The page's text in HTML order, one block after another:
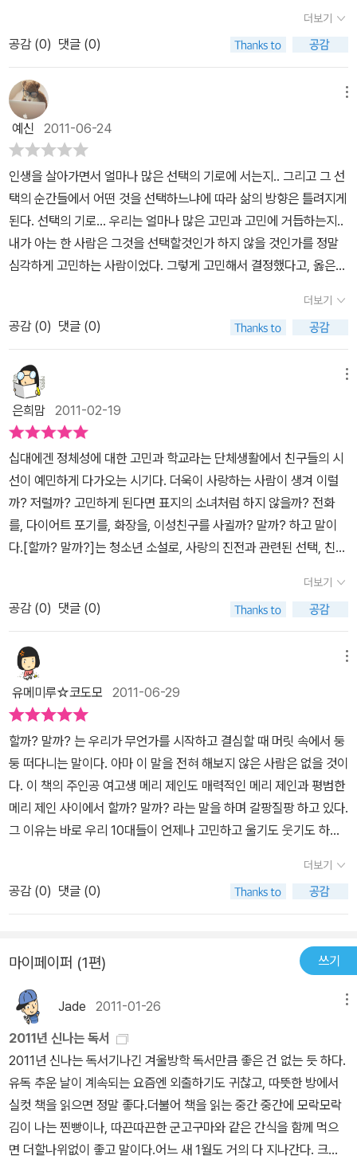
잭슨에게 전화해! (본문 89p)메리 제인은 스타 사이먼스의 남자 친
구인 잭슨 하우스를 좋아한다. 사실 스타는 딴 녀석들하고도 데이트
를 계속하고 있었고, 친구의 남자친구를 뺏을 생각은 없지만, 언니의
경기를 잊어버렸을 정도로 딴 애의 남친에게 홀라당 정신이 팔려있었
다.파티장에서 팝콘을 사러 잭슨과 함께 나갔던 4분은 메리 제인을
외톨이로 만들기에 충분했고, 메리 제인에게 관심을 보이는 잭슨으로
인해 메리 제인은 친구들과의 우정 그리고 잭슨과의 사이에서 갈등하
게 된다.평범한 M.J. : 진짜 멋지다! 널 좋아하나 봐! 널 좋아한다고!매
력적인 M.J. : 쟤는 그냥 네 뺨에 나 있는 여드름을 구경하는 것뿐이
야.평범한 M.J. : 쟤 마음이 좀 더 뜨거웠더라면 학교가 활활 타 버렸
을걸!매력적인 M.J. : 친구들을 몽땅 다 떠나보내도 좋겠어? 캐시와
사만다오 제시카를 생각해 봐. 남자애 때문에 친구들을 다 포기할 생
는 듣지 말고 저 앨 꽉 잡아. 저 입술에 키스를........ (본문 31,32p)메
리 제인에 대한 헛소문이 퍼지면서 곤란한 상황이 생기지만, 메리 제
인은 평범하고 매력적인 자신들의 목소리를 들으면서 난감한 상황을
잘 이겨나간다. 결국 메리 제인은 원하던 잭슨의 공식적인 여자친구
가 되고, 잃었던 우정도 되찾게 되지만, 키스 이상을 원하는 잭슨으로
인해 또다른 갈등을 하게 된다.메리 제인에게는 고등학교에 입학하기
전 ’금욕 행동 강령’이라는 이름을 붙힌 ’순결 서약’을 함께 맺었던레
드와 이미 대학생활을 시작한 알리시아 두 명의 단짝 친구가 있다.레
드와 알리시아에게는 남자 친구가 있었는데, 메리 제인은 알리시아와
전화통화를 통해서 자신의 고민을 털어놓게 되고, 남자 친구와 이미
성관계를 맺은 알리시아를 통해서 잭슨이 갖고 있는 설레임에 혼란을
느끼게 되지만, 레드와의 대화를 통해서 진정한 사랑이라는 것이 무
엇인지를 깨달아간다.'우리는 이런 인내야말로 우리의 사랑을 올바르
게 증명하는 길이라고 생각해.''그래, 섹스는 즐겁지. 네가 에이즈나
인 관계의 전부가 될 거야. 섹스는 노력할 필요가 없는 거니까. 반면,
진정한 의사소통에는 엄청난 노력이 필요해. 섹스같이 즐거운 걸 놔
두고 과연 누가 심각하게 관계 따위를 고민하겠니? 그래서 섹스로 맺
어진 즐거우면서도 불안한 관계에 빠지고 나면, 더 이상 갈 곳이 없어
지는 거야.' (본문 263,264p)메리 제인은 스스로에게 질문을 던지
고, 평범하고 매력적인 M.J.가 들려주는 내면의 소리에 귀기울이며,
자신이 원하는 것이 무엇인지 해답을 찾아간다. 메리 제인의 우정, 사
랑, 성 그리고 가족관계 등의 고민들은 바로 우리 청소년들의 고민이
다. 메리 제인을 걱정하는 부모님은 그녀의 상황을 해결해 주겠다고
제인을 기다려주었다. 청소년 시기는 그렇게 실수를 통해서 무언지
옳은지를 깨달아가기도 하고, 갈등 속에서 스스로에게 질문을 던져
진정 원하는 것이 무엇인지에 대한 해답을 찾아가기도 한다. 비록 그
서 스스로 얻어낸 선택이라는 것만으로도 값진 것은 아닐까 싶다.요
즘 우리나라의 청소년 성문화는 많은 문제점을 안고 있다. 이제 중학
생이 되는 딸을 가진 엄마로서 이 부분에 대해 예민할 수 밖에 없다.
초등학생들의 동급생 성폭행에 관한 뉴스를 접하면서 올바른 성문화
에 대한 교육이 시급하다는 생각이 든다. 메리 제인의 자연스러운 성
관계에 대한 고민과 달리, 우리 나라는 청소년들의 이성과 성문화에
대해 보수적이고 폐쇄적이기 때문에, 오히려 자신들 스스로 할까?말
까?를 선택할 수 있는 기회조차 없었기에, 이런 부분이 문제점을 유
발하는 듯 싶다.이 책은 청소년들의 성문화를 꼬집겠다는 것이 아니
라, 청소년들이 가질 수 있는 고민과 감정을 있는 그대로 보여줌으로
있지만 우리나 미국의 청소년들의 기본 성향- 방황과 좌절 그리고 이
성에 대한 호기심등은 - 닮았기에 메리제인이 두 개의 자아를 만들어
택의 순간에 결국은 딸아이에게 모든 것을 맡긴부모의 자세역시 동양
의 부모나 서양의 부모나 다르지 않음을 알 수 있었습니다.비록나라
면 메리의 부모님과똑같은 반응을 했을까는 의구심이 들긴 하지만 그
래도 결국은자신의 힘으로 모든 상황을 이겨내고 또한 성적인 유혹까
지 이겨낸 메리제인이 마치내 딸처럼 느껴져 내 아이에게 비슷한 상
황이 왔을때 나는?이라는 반문을 해 보며 읽은책입니다.열일곱 소녀
의 정말 당차고 딱 그 나이 또래의 고민과 방황을 잘 보여준 이야기이
기에앞으로 그 나이를 맞이하게 될 딸내미에게 좋은 본보기가 될 것
같습니다. 또한 결국모든 청소년의 문제는 대화로서 해결해야 함을
몸 안에는 두 명의 MJ가 살고 있다. 바로, 평범한 고등학생으로써 졸
업을 하고 이 터전을 무사히 빠져나가려는 이성적인 평범한 MJ와, 자
신의 섹시함을 과시하려는 욕구를 지닌 매력적인 MJ다. 둘은 항상 티
격태격 싸운다. 이성적으로 생각하려는 천사와, 항상 타락의 길로 이
끄려는 악마와 같은 관계이다. 하지만 적어도 MJ에게는, 매력적인 M
J는 적이 아니었다. 두 인격체는 공존하면서, 같이 토의를 하면서 항
상 올바른 선택을 내리려 했다.MJ의 고민을 보면서, 나도 느끼는 점
이 많았다. 화가 나는 일이 있으면, 충동적으로 화를 내려 하다가 이성
적인 나는 스스로를 달래며 참게 한다. MJ도 같았다. 그녀는 사랑하
던 학교 최고의 킹카가, 그녀의 앞에 와 있고, 그녀에게 사랑을 고백하
며 키스를 한다는 사실에 매우 기뻐했다. 기세를 몰아서 결혼까지 할
수 있었지만, 그녀에겐 순결 서약과 두 단짝 친구의 사례가 있었다. 금
욕적으로 순결을 지키는 레드는 그녀의 남자 친구 알렉스와 함께 매
우 행복한 순간들을 지키고 있었고, 자신의 사랑이라 믿은 콜트와 함
리고 있었다.과거의 작은 선택이, 한순간에 자신을 무너뜨리는 계기
가 될 수도 있다. 나는 항상 실수해서는 안된다고 여겼다. 만약 이 실
수가 기록되거나, 몸에 평생 남게 된다면 이 실수를 평생 지울 수 없으
니 말이다. MJ는 추수감사절날, 잭슨과 둘이서 밤을 보낼 기회가 있
었지만, 스스로와의 약속을 지키기 위해서 잭슨에게 요청했다. 사랑
은 하되, 결혼 전까지는 깨끗한 사랑을 하자고. 여러분은 MJ를 보면
서 어떤 선택을 하고 싶은가? 미래를 위해 잠시 참고 견디는 것, 약간
더 어려운 길을 택하는 것, 그것은 오히려 나를 위한 최고의 선택이 될
지도 모른다.
더보기
공감 (0) 댓글 (0)
예신 2011-06-24
인생을 살아가면서 얼마나 많은 선택의 기로에 서는지.. 그리고 그 선
택의 순간들에서 어떤 것을 선택하느냐에 따라 삶의 방향은 틀려지게
된다. 선택의 기로... 우리는 얼마나 많은 고민과 고민에 거듭하는지..
내가 아는 한 사람은 그것을 선택할것인가 하지 않을 것인가를 정말
심각하게 고민하는 사람이었다. 그렇게 고민해서 결정했다고, 옳은
책의 제목을 읽으면서 갑자기 곁두리로 빠져버렸던 내 생각들이었지
만. 어느 정도 책의 내용을 포함하기도 한 생각들이었다. 책 속의 열일
곱 살 소녀 메리 제인은 그녀 속에 존재하는 매력적인 메리 제인과 평
범하고 보수적인 메리 제인의 마음을 가지고 있다. 누구나 양면을 가
지고 있듯이 말이다. 열일곱 살이라고 하지만, 우리나라의 인식으로
보면 책의 내용이 조금 맞지 않는 듯하고 성숙한 미국의 열일곱 살의
시선으로 읽어 내려간다면 좀 더 재미있을 듯 하다. 혹시 가십걸의 미
드를 본 사람이라면, 더 공감하면서 이 책을 읽을 수도 있는데, 여기서
메리 제인은 가십걸의 세리나 라고 생각하면 될 듯 싶다. 메리 제인은
자신의 친구 그룹중에서 제일 이쁘고 잘나가는 스타의(가십걸의 블레
어) 멋진 남자친구 잭슨을 좋아하지만, 그와 어떻게 잘 지내볼지, 고
민을 하게 된다. 이런 저런 그와 만나오면서 해야 하나, 말아야 하나.
수많은 고민을 하게 된다. 오래전에 결혼전 순결은 꼭 지키자 라고 약
남자친구가 있지만, 그 약속을 잘 지키고, 결혼전까지 기다리고 있다.
스타와 헤어지고, 메리 제인에게 온 잭슨. 이런 순간이 오기를 매일 매
일 기다렸던 매력적인 메리 제인. 하지만 갈등의 기로에 서게 되고, 이
런 저런 조언을 타인들로 들으면서, 선택을 하고, 좀 더 성숙한 열일곱
살 소녀로 변하게 된다는 내용의 이야기이다. 조금은 가볍기도 하지
만, 십대 청소년들에게는 한번쯤 가볍게 읽으면서 소중한 조언이 될
책이 될 것 같기도 하다.
더보기
공감 (0) 댓글 (0)
은희맘 2011-02-19
십대에겐 정체성에 대한 고민과 학교라는 단체생활에서 친구들의 시
선이 예민하게 다가오는 시기다. 더욱이 사랑하는 사람이 생겨 이럴
까? 저럴까? 고민하게 된다면 표지의 소녀처럼 하지 않을까? 전화
를, 다이어트 포기를, 화장을, 이성친구를 사귈까? 말까? 하고 말이
다.[할까? 말까?]는 청소년 소설로, 사랑의 진전과 관련된 선택, 친구
당찬 성장통을 보여 주는 장편 소설이다. 얌전히 졸업해서 대학 진학
을 꿈꾸는 평범한 자아와, 친구들의 믿음을 얻고 남자 친구와의 데이
트도 꿈꾸는 매력적인 자아 사이에서 갈팡질팡 고민하지만 자기 삶의
주인이 되어가는 당찬 여고생이다.아틸라 고등학교에 재학 중인 평범
한 여고생 메리제인에게 찾아온 사랑인 학교의 킹카이자 친구의 남친
인 잭슨 때문에 학교생활은 꼬여만 간다. ‘평범한 M. J.’와 ‘매력적인
M. J.’의 두 자아가 매일 대립하고 있는 메리제인. 그녀의 행동이 친구
들을 모두 잃을 지경에 이르게 되어가면서 우정과 사랑과의 관계에
대한 혼란을 주도적으로 당차게 풀어내는 모습을 보여주게 된다. 하
지만 이 상황이 나라면 첫사랑과 친구와의 관계 속에서 애초 처음 시
작될 사랑을 일찌감치 포기하고 친구들과의 신뢰를 이어가도록 노력
했을 것이다. 하지만 제인은 많은 갈등 끝에 그렇게 하지 않았다. 이어
찾아온 제인의 고민은 순결서약이다. 정말 사랑한다면 순결을 깨고
잭슨과 하룻밤을 보내? 아니면 그의 제안을 거절해? 사랑에 대한 바
메리제인의 두 자아은 비단 그녀만이 아닌 우리 모두의 이야기일 것
이다. 그 선택의 고민은 테마만 다를 뿐 평생 안고 결정하면서 자신의
인생을 만들어가는 거니까.'그래, 섹스는 즐겁지. 네가 에이즈나 성병
같은 걱정은 안 하는 긍정적인 애라고 치자. 그러면 섹스가 곧 연인 관
계의 전부가 될 거야. 섹스는 노력할 필요가 없는 거니까. 반면, 진정
한 의사소통에는 엄청난 노력이 필요해. 섹스같이 즐거운 걸 놔두고
과연 누가 심각하게 관계 따위를 고민하겠니? 그래서 섹스로 맺어진
즐거우면서도 불안한 관계에 빠지고 나면, 더 이상 갈 곳이 없어지는
거야.' -264p 지금 우리나라 성교육에 대해 많이 진전되고 있다고 하
지만 여전히 틀에 박힌 성교육의 실태을 안고 있다. 주위 이야기를 들
더보기
공감 (0) 댓글 (0)
유메미루☆코도모 2011-06-29
할까? 말까? 는 우리가 무언가를 시작하고 결심할 때 머릿 속에서 둥
둥 떠다니는 말이다. 아마 이 말을 전혀 해보지 않은 사람은 없을 것이
다. 이 책의 주인공 여고생 메리 제인도 매력적인 메리 제인과 평범한
메리 제인 사이에서 할까? 말까? 라는 말을 하며 갈팡질팡 하고 있다.
그 이유는 바로 우리 10대들이 언제나 고민하고 울기도 웃기도 하는
도 고민하고 울고 웃고 한다. 모든 소녀들은 잘생긴 사람을 보면 눈이
하트로 뿅뿅 바뀌어 버리기 마련이다. 그래서 더 이뻐졌으면 하는 바
람도 있고 친해져 보고 싶은 마음도 생기고는 한다. 메리 제인도 그런
인이 펼치는 다툼이 재미있었고 무언가 공감이 갔다. 나도 무언가를
할 때면 2가지의 나의 모습이 싸우니 말이다. 지금 우리가 한창 고민
할 이성의 문제, 정말 많은 것으로 우리는 고민한다. 메리 제인과 잭슨
이 커플이 된 후 메리 제인은 걱정을 하게 된다. 잭슨이 늘 하던 키스
를 넘는 그 무언가를 메리 제인과 하고 싶어하기 때문이다. 이 고민 때
문에 메리 제인은 머릿속으로 질문을 마구마구 던지기 시작한다.우리
의 뻔한 일상을 다룬 이야기라서 별로 재미가 없고 다른 책들과 다른
것이 없을 줄 알았는데 메리 제인이 막상 나인 것처럼 짝사랑 했던 내
모습을 보여주는 거울 같았다. 그래서 이 책은 이성에 관하여 걱정하
더보기
공감 (0) 댓글 (0)
마이페이퍼 (1편) 쓰기
Jade 2011-01-26
2011년 신나는 독서
2011년 신나는 독서기나긴 겨울방학 독서만큼 좋은 건 없는 듯 하다.
유독 추운 날이 계속되는 요즘엔 외출하기도 귀찮고, 따뜻한 방에서
실컷 책을 읽으면 정말 좋다.더불어 책을 읽는 중간 중간에 모락모락
김이 나는 찐빵이나, 따끈따끈한 군고구마와 같은 간식을 함께 먹으
면 더할나위없이 좋고 말이다.어느 새 1월도 거의 다 지나간다. 크리